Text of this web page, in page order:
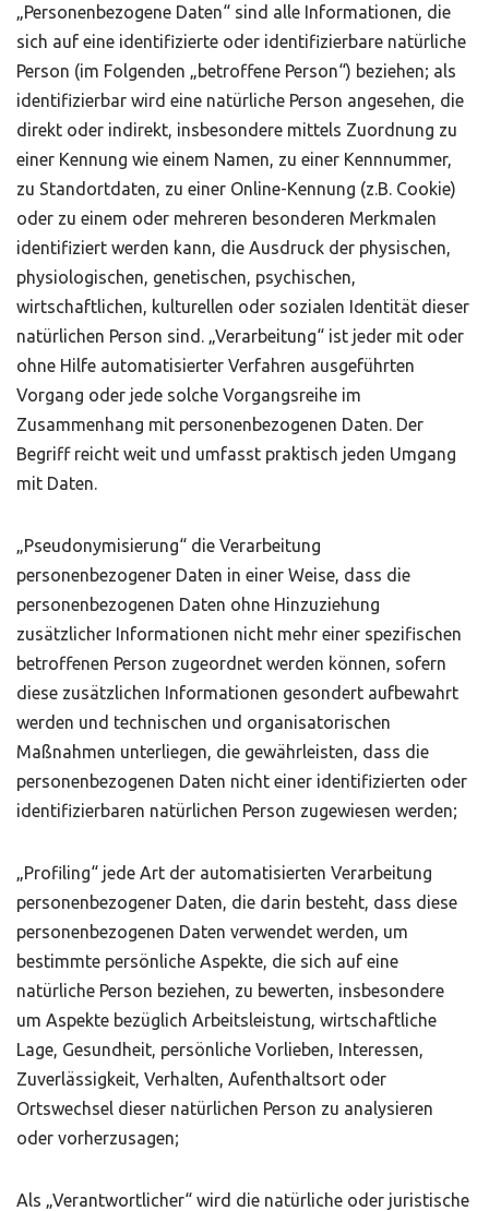
„Personenbezogene Daten“ sind alle Informationen, die
sich auf eine identifizierte oder identifizierbare natürliche
Person (im Folgenden „betroffene Person“) beziehen; als
identifizierbar wird eine natürliche Person angesehen, die
direkt oder indirekt, insbesondere mittels Zuordnung zu
einer Kennung wie einem Namen, zu einer Kennnummer,
zu Standortdaten, zu einer Online-Kennung (z.B. Cookie)
oder zu einem oder mehreren besonderen Merkmalen
identifiziert werden kann, die Ausdruck der physischen,
physiologischen, genetischen, psychischen,
wirtschaftlichen, kulturellen oder sozialen Identität dieser
natürlichen Person sind. „Verarbeitung“ ist jeder mit oder
ohne Hilfe automatisierter Verfahren ausgeführten
Vorgang oder jede solche Vorgangsreihe im
Zusammenhang mit personenbezogenen Daten. Der
Begriff reicht weit und umfasst praktisch jeden Umgang
mit Daten.
„Pseudonymisierung“ die Verarbeitung
personenbezogener Daten in einer Weise, dass die
personenbezogenen Daten ohne Hinzuziehung
zusätzlicher Informationen nicht mehr einer spezifischen
betroffenen Person zugeordnet werden können, sofern
diese zusätzlichen Informationen gesondert aufbewahrt
werden und technischen und organisatorischen
Maßnahmen unterliegen, die gewährleisten, dass die
personenbezogenen Daten nicht einer identifizierten oder
identifizierbaren natürlichen Person zugewiesen werden;
„Profiling“ jede Art der automatisierten Verarbeitung
personenbezogener Daten, die darin besteht, dass diese
personenbezogenen Daten verwendet werden, um
bestimmte persönliche Aspekte, die sich auf eine
natürliche Person beziehen, zu bewerten, insbesondere
um Aspekte bezüglich Arbeitsleistung, wirtschaftliche
Lage, Gesundheit, persönliche Vorlieben, Interessen,
Zuverlässigkeit, Verhalten, Aufenthaltsort oder
Ortswechsel dieser natürlichen Person zu analysieren
oder vorherzusagen;
Als „Verantwortlicher“ wird die natürliche oder juristische